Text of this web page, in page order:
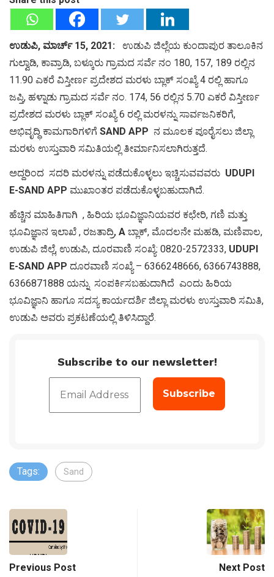
ಉಡುಪಿ, ಮಾರ್ಚ್ 15, 2021:
ಉಡುಪಿ ಜಿಲ್ಲೆಯ ಕುಂದಾಪುರ ತಾಲೂಕಿನ
ಗುಲ್ವಾಡಿ, ಕಾವ್ರಾಡಿ, ಬಳ್ಕೂರು ಗ್ರಾಮದ ಸರ್ವೆ ನಂ 180, 157, 189 ರಲ್ಲಿನ
11.90 ಎಕರೆ ವಿಸ್ತೀರ್ಣ ಪ್ರದೇಶದ ಮರಳು ಬ್ಲಾಕ್ ಸಂಖ್ಯೆ 4 ರಲ್ಲಿ ಹಾಗೂ
ಜಪ್ತಿ, ಹಳ್ನಾಡು ಗ್ರಾಮದ ಸರ್ವೆ ನಂ. 174, 56 ರಲ್ಲಿನ 5.70 ಎಕರೆ ವಿಸ್ತೀರ್ಣ
ಪ್ರದೇಶದ ಮರಳು ಬ್ಲಾಕ್ ಸಂಖ್ಯೆ 6 ರಲ್ಲಿ ಮರಳನ್ನು ಸಾರ್ವಜನಿಕರಿಗೆ,
ಅಭಿವೃದ್ಧಿ ಕಾಮಗಾರಿಗಳಿಗೆ SAND APP ನ ಮೂಲಕ ಪೂರೈಸಲು ಜಿಲ್ಲಾ
ಮರಳು ಉಸ್ತುವಾರಿ ಸಮಿತಿಯಲ್ಲಿ ತೀರ್ಮಾನಿಸಲಾಗಿರುತ್ತದೆ.
ಅದ್ದರಿಂದ ಸದರಿ ಮರಳನ್ನು ಪಡೆದುಕೊಳ್ಳಲು ಇಚ್ಚಿಸುವವವರು UDUPI
E-SAND APP ಮುಖಾಂತರ ಪಡೆದುಕೊಳ್ಳಬಹುದಾಗಿದೆ.
ಹೆಚ್ಚಿನ ಮಾಹಿತಿಗಾಗಿ , ಹಿರಿಯ ಭೂವಿಜ್ಞಾನಿಯವರ ಕಛೇರಿ, ಗಣಿ ಮತ್ತು
ಭೂವಿಜ್ಞಾನ ಇಲಾಖೆ , ರಜತಾದ್ರಿ, A ಬ್ಲಾಕ್, ಮೊದಲನೇ ಮಹಡಿ, ಮಣಿಪಾಲ,
ಉಡುಪಿ ಜಿಲ್ಲೆ, ಉಡುಪಿ, ದೂರವಾಣಿ ಸಂಖ್ಯೆ: 0820-2572333, UDUPI
E-SAND APP ದೂರವಾಣಿ ಸಂಖ್ಯೆ – 6366248666, 6366743888,
6366871888 ಯನ್ನು ಸಂಪರ್ಕಿಸಬಹುದಾಗಿದೆ ಎಂದು ಹಿರಿಯ
ಭೂವಿಜ್ಞಾನಿ ಹಾಗೂ ಸದಸ್ಯ ಕಾರ್ಯದರ್ಶಿ ಜಿಲ್ಲಾ ಮರಳು ಉಸ್ತುವಾರಿ ಸಮಿತಿ,
ಉಡುಪಿ ಅವರು ಪ್ರಕಟಣೆಯಲ್ಲಿ ತಿಳಿಸಿದ್ದಾರೆ.
Subscribe to our newsletter!
Tags: Sand
Previous Post Next Post